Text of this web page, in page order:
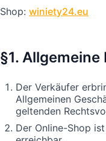
Shop: winiety24.eu
§1.
Der Verkäufer
Allgemeinen
geltenden
Der Online-Shop